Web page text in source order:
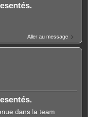
Aller au message
dans la team